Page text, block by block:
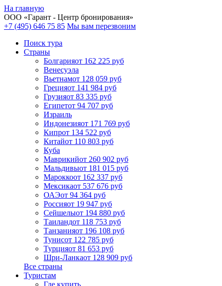
На главную
ООО «Гарант - Центр бронирования»
+7 (495) 646 75 85 Мы вам перезвоним
Поиск тура
Cтраны
Болгарияот 162 225 руб
Венесуэла
Вьетнамот 128 059 руб
Грецияот 141 984 руб
Грузияот 83 335 руб
Египетот 94 707 руб
Израиль
Индонезияот 171 769 руб
Кипрот 134 522 руб
Китайот 110 803 руб
Куба
Маврикийот 260 902 руб
Мальдивыот 181 015 руб
Мароккоот 162 337 руб
Мексикаот 537 676 руб
ОАЭот 94 364 руб
Россияот 19 947 руб
Сейшелыот 194 880 руб
Таиландот 118 753 руб
Танзанияот 196 108 руб
Тунисот 122 785 руб
Турцияот 81 653 руб
Шри-Ланкаот 128 909 руб
Все страны
Туристам
Где купить